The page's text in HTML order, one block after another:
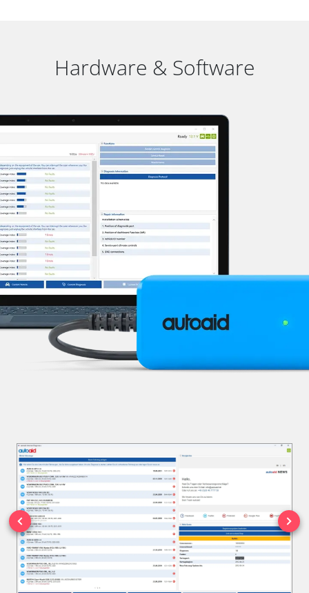
Hardware & Software